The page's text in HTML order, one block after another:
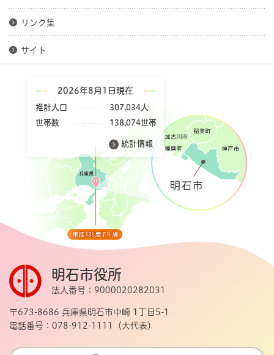
リンク集
サイト
2026年8月1日現在
推計人口
307,034人
世帯数
138,074世帯
統計情報
明石市役所
法人番号：9000020282031
〒673-8686 兵庫県明石市中崎 1丁目5-1
電話番号：078-912-1111（大代表）